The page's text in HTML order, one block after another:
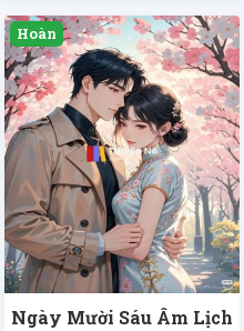
Ngày Mười Sáu Âm Lịch